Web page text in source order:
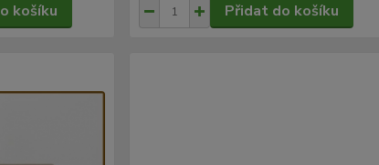
košíku Přidat do košíku